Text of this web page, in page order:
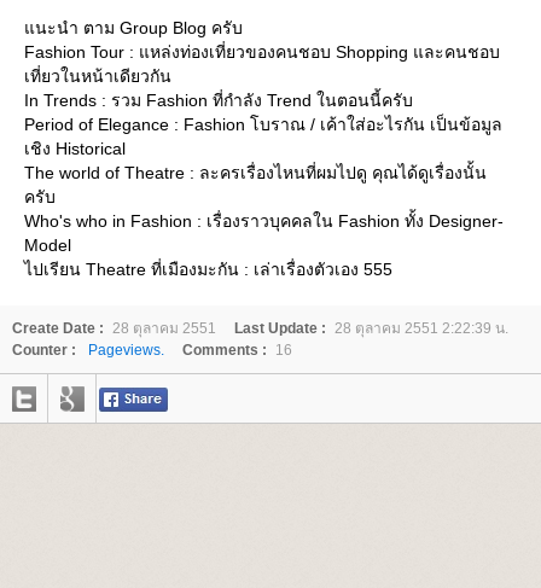
นะนำ ตาม Group Blog ครับ
Fashion Tour : แหล่งท่องเที่ยวของคนชอบ Shopping และคนชอบ
เที่ยวในหน้าเดียวกัน
In Trends : รวม Fashion ที่กำลัง Trend ในตอนนี้ครับ
Period of Elegance : Fashion โบราณ / เค้าใส่อะไรกัน เป็นข้อมูล
เชิง Historical
The world of Theatre : ละครเรื่องไหนที่ผมไปดู คุณได้ดูเรื่องนั้น
ครับ
Who's who in Fashion : เรื่องราวบุคคลใน Fashion ทั้ง Designer-
Model
ไปเรียน Theatre ที่เมืองมะกัน : เล่าเรื่องตัวเอง 555
Create Date : 28 ตุลาคม 2551 Last Update :
28 ตุลาคม 2551 2:22:39 น.
Counter :
Pageviews. Comments : 16